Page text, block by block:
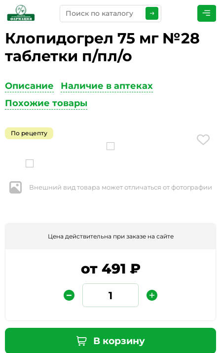
Клопидогрел 75 мг №28
таблетки п/пл/о
Описание
Наличие в аптеках
Похожие товары
По рецепту
Внешний вид товара может отличаться от фотографии
Цена действительна при заказе на сайте
от 491 ₽
В корзину
ПРЕДСТАВЬТЕСЬ *
ТЕЛЕФОН*
ЭЛЕКТРОННАЯ ПОЧТА
КОММЕНТАРИИ*
Защита от автоматических сообщений